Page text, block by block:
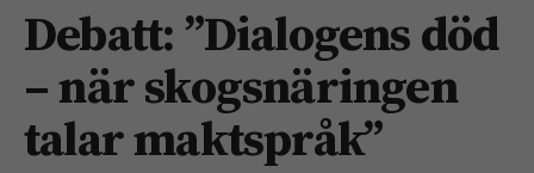
Debatt: ”Dialogens död
– när skogsnäringen
talar maktspråk”